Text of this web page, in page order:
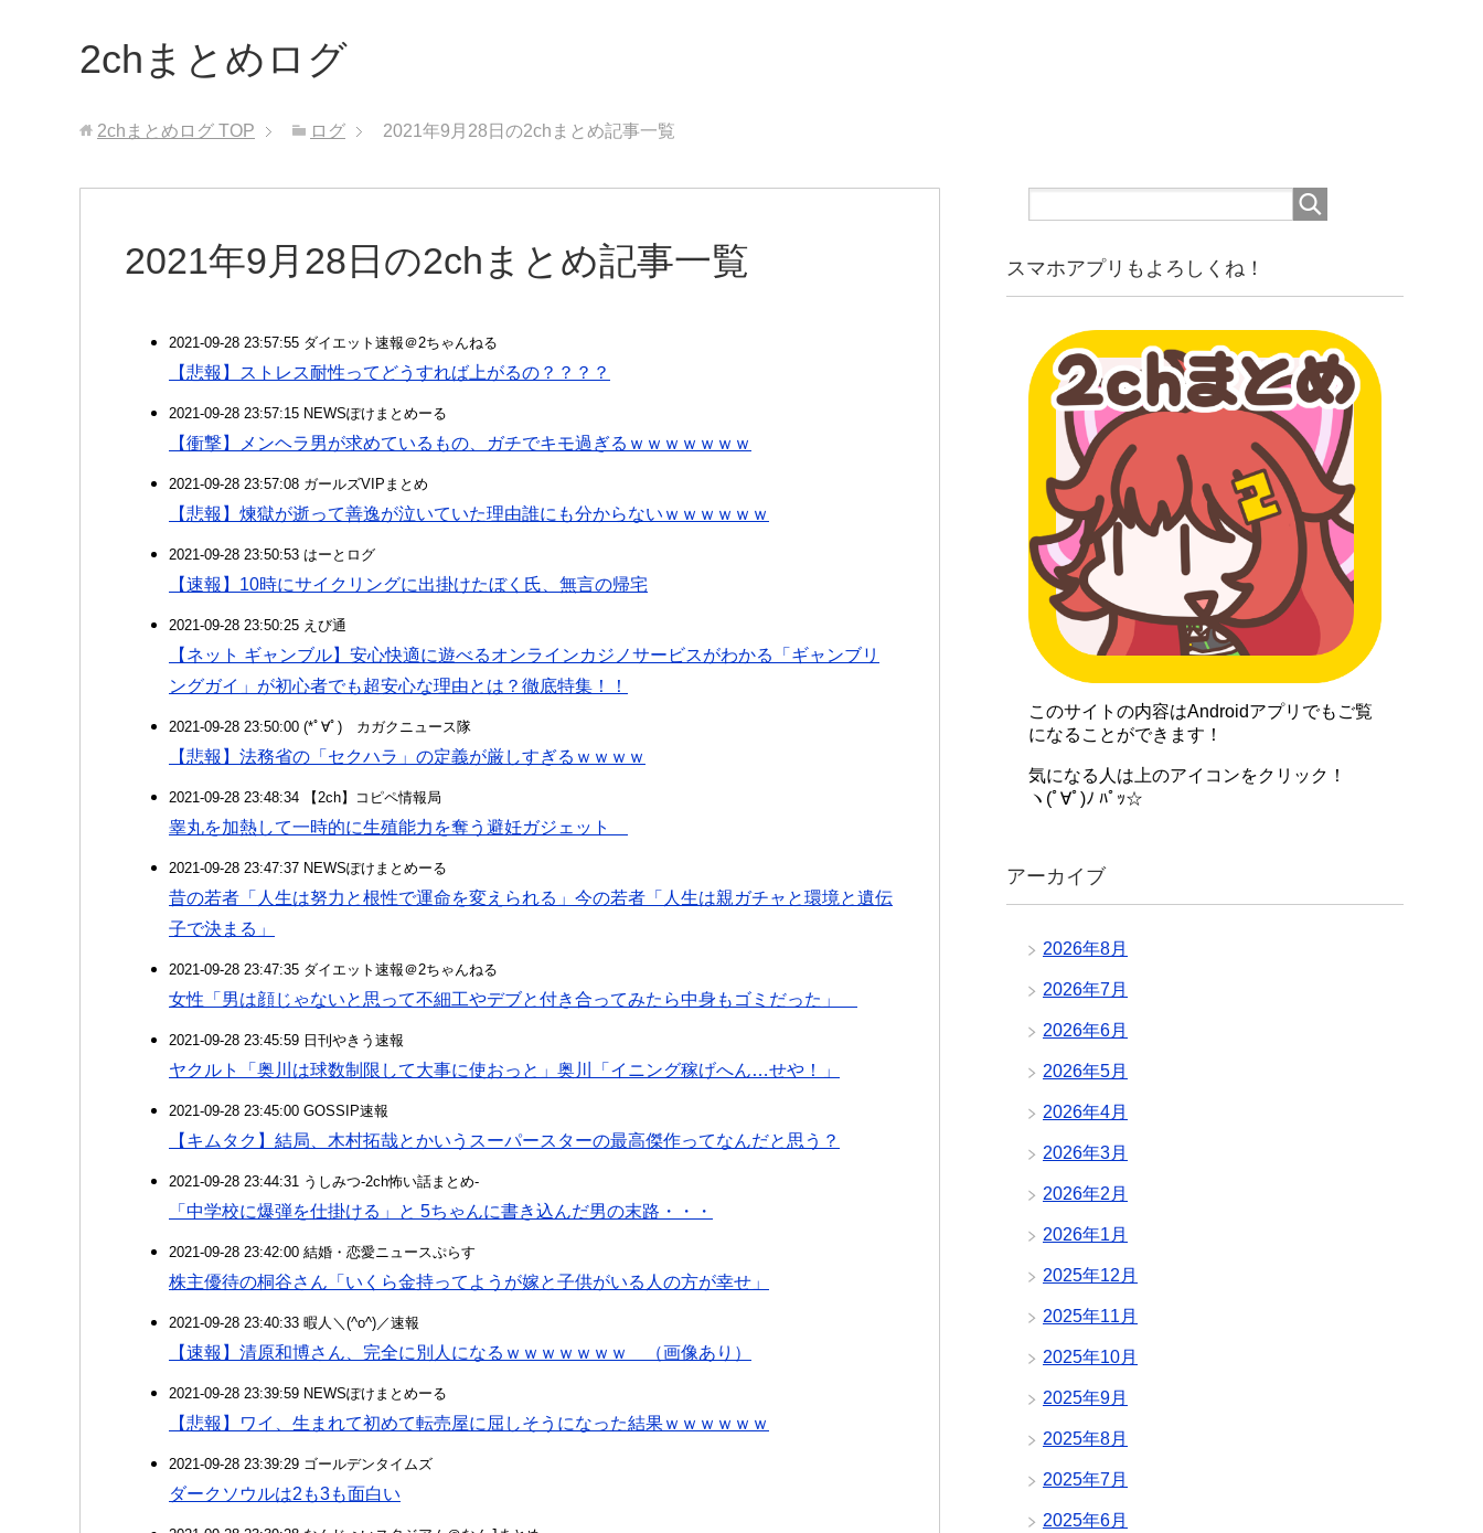
2chまとめログ
2chまとめログ TOP ログ 2021年9月28日の2chまとめ記事一覧
2021年9月28日の2chまとめ記事一覧
2021-09-28 23:57:55 ダイエット速報＠2ちゃんねる
【悲報】ストレス耐性ってどうすれば上がるの？？？？
2021-09-28 23:57:15 NEWSぽけまとめーる
【衝撃】メンヘラ男が求めているもの、ガチでキモ過ぎるｗｗｗｗｗｗｗ
2021-09-28 23:57:08 ガールズVIPまとめ
【悲報】煉獄が逝って善逸が泣いていた理由誰にも分からないｗｗｗｗｗｗ
2021-09-28 23:50:53 はーとログ
【速報】10時にサイクリングに出掛けたぼく氏、無言の帰宅
2021-09-28 23:50:25 えび通
【ネット ギャンブル】安心快適に遊べるオンラインカジノサービスがわかる「ギャンブリ
ングガイ」が初心者でも超安心な理由とは？徹底特集！！
2021-09-28 23:50:00 (*ﾟ∀ﾟ)ゞカガクニュース隊
【悲報】法務省の「セクハラ」の定義が厳しすぎるｗｗｗｗ
2021-09-28 23:48:34 【2ch】コピペ情報局
睾丸を加熱して一時的に生殖能力を奪う避妊ガジェット
2021-09-28 23:47:37 NEWSぽけまとめーる
昔の若者「人生は努力と根性で運命を変えられる」今の若者「人生は親ガチャと環境と遺伝
子で決まる」
2021-09-28 23:47:35 ダイエット速報＠2ちゃんねる
女性「男は顔じゃないと思って不細工やデブと付き合ってみたら中身もゴミだった」
2021-09-28 23:45:59 日刊やきう速報
ヤクルト「奥川は球数制限して大事に使おっと」奥川「イニング稼げへん…せや！」
2021-09-28 23:45:00 GOSSIP速報
【キムタク】結局、木村拓哉とかいうスーパースターの最高傑作ってなんだと思う？
2021-09-28 23:44:31 うしみつ-2ch怖い話まとめ-
「中学校に爆弾を仕掛ける」と 5ちゃんに書き込んだ男の末路・・・
2021-09-28 23:42:00 結婚・恋愛ニュースぷらす
株主優待の桐谷さん「いくら金持ってようが嫁と子供がいる人の方が幸せ」
2021-09-28 23:40:33 暇人＼(^o^)／速報
【速報】清原和博さん、完全に別人になるｗｗｗｗｗｗｗ （画像あり）
2021-09-28 23:39:59 NEWSぽけまとめーる
【悲報】ワイ、生まれて初めて転売屋に屈しそうになった結果ｗｗｗｗｗｗ
2021-09-28 23:39:29 ゴールデンタイムズ
ダークソウルは2も3も面白い
スマホアプリもよろしくね！
このサイトの内容はAndroidアプリでもご覧
になることができます！
気になる人は上のアイコンをクリック！
ヽ(ﾟ∀ﾟ)ﾉ ﾊﾟｯ☆
アーカイブ
2026年8月
2026年7月
2026年6月
2026年5月
2026年4月
2026年3月
2026年2月
2026年1月
2025年12月
2025年11月
2025年10月
2025年9月
2025年8月
2025年7月
2025年6月